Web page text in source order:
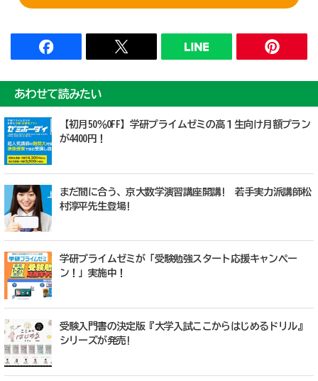
あわせて読みたい
【初月50％OFF】学研プライムゼミの高１生向け月額プラン
が4400円！
まだ間に合う、京大数学演習講座開講! 若手実力派講師松
村淳平先生登場!
学研プライムゼミが「受験勉強スタート応援キャンペー
ン！」実施中！
受験入門書の決定版『大学入試ここからはじめるドリル』
シリーズが発売!